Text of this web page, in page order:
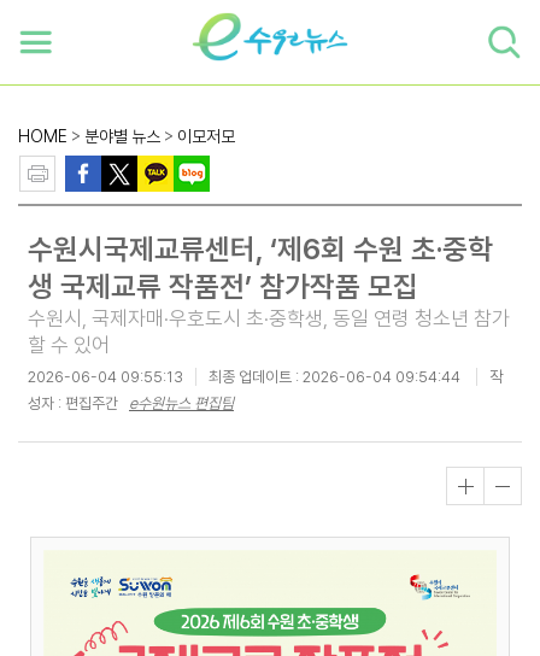
HOME > 분야별 뉴스 > 이모저모
수원시국제교류센터, ‘제6회 수원 초·중학
생 국제교류 작품전’ 참가작품 모집
수원시, 국제자매·우호도시 초·중학생, 동일 연령 청소년 참가
할 수 있어
2026-06-04 09:55:13 최종 업데이트 : 2026-06-04 09:54:44
작
성자 : 편집주간 e수원뉴스 편집팀